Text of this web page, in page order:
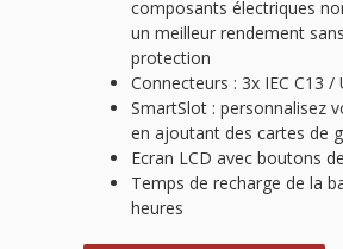
composants électriques
un meilleur rendement
protection
Connecteurs : 3x IEC C13 /
SmartSlot : personnalisez
en ajoutant des cartes de
Ecran LCD avec boutons
Temps de recharge de la
heures